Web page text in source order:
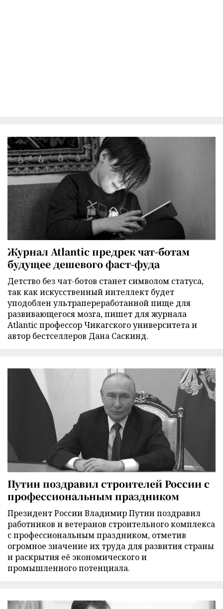
Журнал Atlantic предрек чат-ботам
будущее дешевого фаст-фуда
Детство без чат-ботов станет символом статуса,
так как искусственный интеллект будет
уподоблен ультрапереработанной пище для
развивающегося мозга, пишет для журнала
Atlantic профессор Чикагского университета и
автор бестселлеров Дана Саскинд.
Путин поздравил строителей России с
профессиональным праздником
Президент России Владимир Путин поздравил
работников и ветеранов строительного комплекса
с профессиональным праздником, отметив
огромное значение их труда для развития страны
и раскрытия её экономического и
промышленного потенциала.